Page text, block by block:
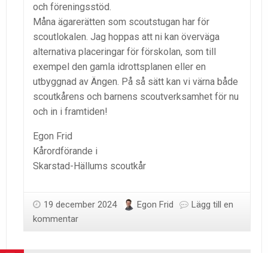
och föreningsstöd.
Måna ägarerätten som scoutstugan har för
scoutlokalen. Jag hoppas att ni kan överväga
alternativa placeringar för förskolan, som till
exempel den gamla idrottsplanen eller en
utbyggnad av Ängen. På så sätt kan vi värna både
scoutkårens och barnens scoutverksamhet för nu
och in i framtiden!
Egon Frid
Kårordförande i
Skarstad-Hällums scoutkår
19 december 2024 Egon Frid
Lägg till en
kommentar